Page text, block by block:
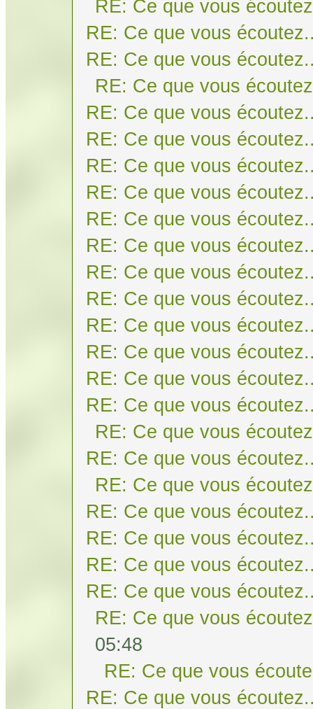
RE: Ce que vous
RE: Ce que vous
RE: Ce que vous
RE: Ce que vous
RE: Ce que vous
RE: Ce que vous
RE: Ce que vous
RE: Ce que vous
RE: Ce que vous
RE: Ce que vous
RE: Ce que vous
RE: Ce que vous
RE: Ce que vous
RE: Ce que vous
RE: Ce que vous
RE: Ce que vous
RE: Ce que vous
RE: Ce que vous
RE: Ce que vous
RE: Ce que vous
RE: Ce que vous
RE: Ce que vous
RE: Ce que vous
RE: Ce que vous
05:48
RE: Ce que vous
RE: Ce que vous